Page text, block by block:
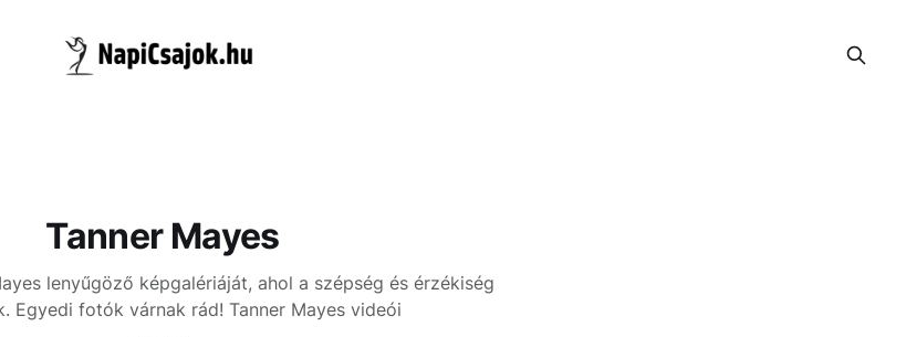
Tanner Mayes
lenyűgöző képgalériáját, ahol a szépség és érzékiség
Egyedi fotók várnak rád! Tanner Mayes videói